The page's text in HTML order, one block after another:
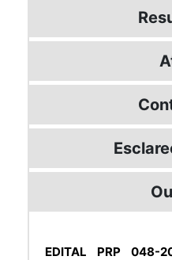
EDITAL PRP 048-